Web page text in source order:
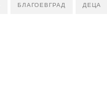
БЛАГОЕВГРАД ДЕЦА